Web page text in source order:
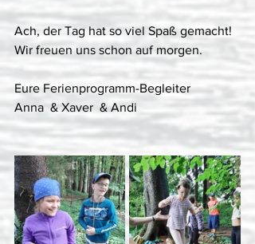
Ach, der Tag hat so viel Spaß gemacht!
Wir freuen uns schon auf morgen.
Eure Ferienprogramm-Begleiter
Anna  & Xaver  & Andi